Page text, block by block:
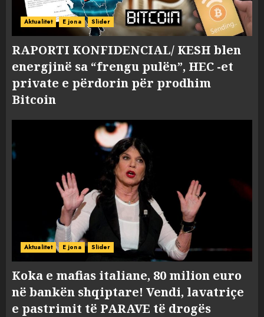
Aktualitet E jona Slider
RAPORTI KONFIDENCIAL/ KESH blen
energjinë sa “frengu pulën”, HEC -et
private e përdorin për prodhim
Bitcoin
Aktualitet E jona Slider
Koka e mafias italiane, 80 milion euro
në bankën shqiptare! Vendi, lavatriçe
e pastrimit të PARAVE të drogës